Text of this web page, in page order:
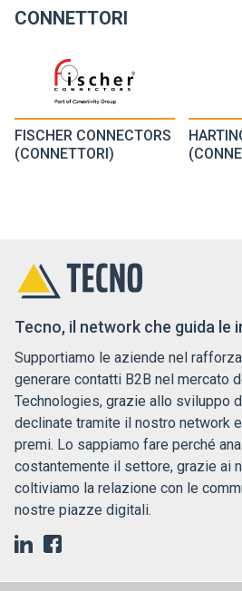
CONNETTORI
FISCHER CONNECTORS
(CONNETTORI)
Tecno, il network che guida le
Supportiamo le aziende nel
generare contatti B2B nel mercato
Technologies, grazie allo sviluppo
declinate tramite il nostro network
premi. Lo sappiamo fare perché
costantemente il settore, grazie ai
coltiviamo la relazione con le
nostre piazze digitali.